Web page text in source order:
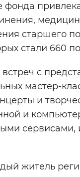
старшего
стали 660
с
мастер-
и
и
житель